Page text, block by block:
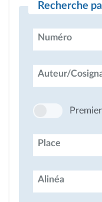
Recherche
Numéro
Auteur/
Place
Alinéa